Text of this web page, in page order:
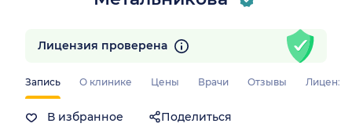
Запись О клинике Цены Врачи Отзывы
В избранное Поделиться
Лицензия проверена